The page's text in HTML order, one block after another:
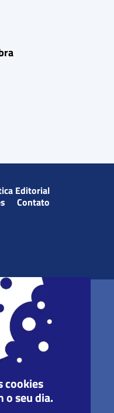
Editorial
Contato
cookies
o seu dia.